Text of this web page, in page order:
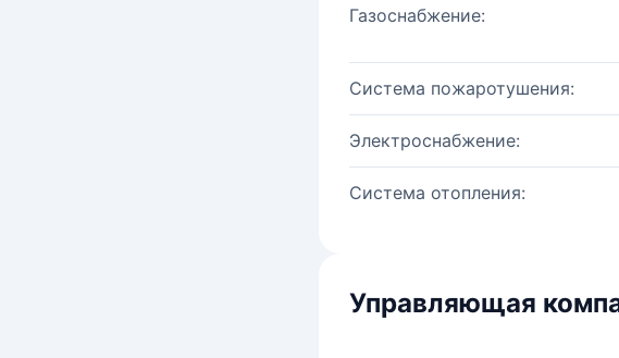
Газоснабжение:
Система пожаротушения:
Электроснабжение:
Система отопления:
Управляющая